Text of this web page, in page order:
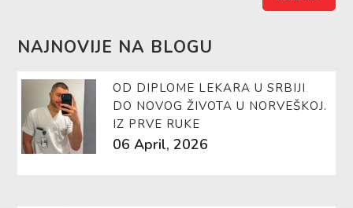
NAJNOVIJE NA BLOGU
OD DIPLOME LEKARA U SRBIJI
DO NOVOG ŽIVOTA U NORVEŠKOJ.
IZ PRVE RUKE
06 April, 2026